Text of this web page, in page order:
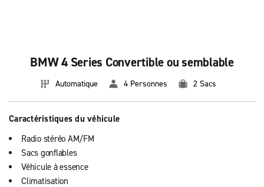
BMW 4 Series Convertible ou semblable
Automatique 4 Personnes 2 Sacs
Caractéristiques du véhicule
Radio stéréo AM/FM
Sacs gonflables
Véhicule à essence
Climatisation